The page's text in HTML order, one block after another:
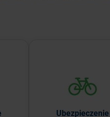
lub
Ubezpieczenie
— ciesz się
jazdą.